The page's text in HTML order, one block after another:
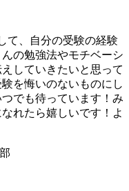
て、自分の受験の経験
の勉強法やモチベーシ
していきたいと思って
を悔いのないものにし
でも待っています！み
れたら嬉しいです！よ